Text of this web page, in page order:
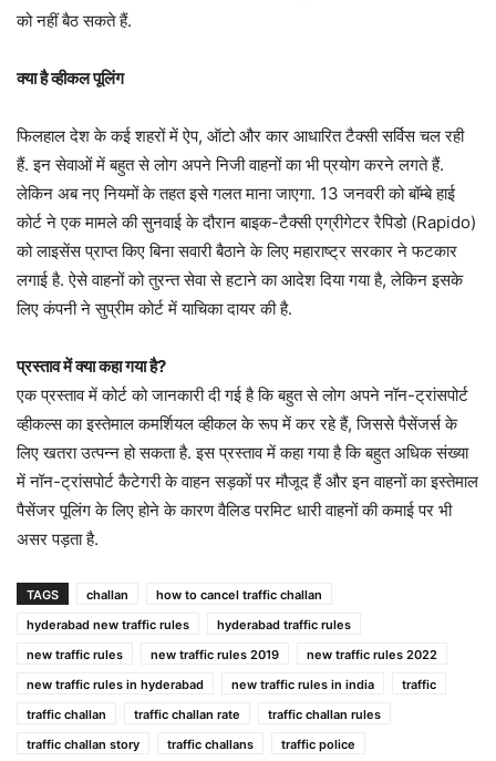
को नहीं बैठ सकते हैं.
क्या है व्हीकल पूलिंग
फिलहाल देश के कई शहरों में ऐप, ऑटो और कार आधारित टैक्सी सर्विस चल रही
हैं. इन सेवाओं में बहुत से लोग अपने निजी वाहनों का भी प्रयोग करने लगते हैं.
लेकिन अब नए नियमों के तहत इसे गलत माना जाएगा. 13 जनवरी को बॉम्बे हाई
कोर्ट ने एक मामले की सुनवाई के दौरान बाइक-टैक्सी एग्रीगेटर रैपिडो (Rapido)
को लाइसेंस प्राप्त किए बिना सवारी बैठाने के लिए महाराष्ट्र सरकार ने फटकार
लगाई है. ऐसे वाहनों को तुरन्त सेवा से हटाने का आदेश दिया गया है, लेकिन इसके
लिए कंपनी ने सुप्रीम कोर्ट में याचिका दायर की है.
प्रस्ताव में क्या कहा गया है?
एक प्रस्ताव में कोर्ट को जानकारी दी गई है कि बहुत से लोग अपने नॉन-ट्रांसपोर्ट
व्हीकल्स का इस्तेमाल कमर्शियल व्हीकल के रूप में कर रहे हैं, जिससे पैसेंजर्स के
लिए खतरा उत्पन्न हो सकता है. इस प्रस्ताव में कहा गया है कि बहुत अधिक संख्या
में नॉन-ट्रांसपोर्ट कैटेगरी के वाहन सड़कों पर मौजूद हैं और इन वाहनों का इस्तेमाल
पैसेंजर पूलिंग के लिए होने के कारण वैलिड परमिट धारी वाहनों की कमाई पर भी
असर पड़ता है.
TAGS challan
how to cancel traffic challan
hyderabad new traffic rules
hyderabad traffic rules
new traffic rules
new traffic rules 2019
new traffic rules 2022
new traffic rules in hyderabad
new traffic rules in india
traffic
traffic challan
traffic challan rate
traffic challan rules
traffic challan story
traffic challans
traffic police